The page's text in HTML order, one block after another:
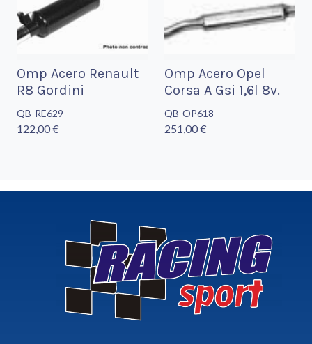
Omp Acero Renault
R8 Gordini
QB-RE629
122,00 €
Omp Acero Opel
Corsa A Gsi 1,6l 8v.
QB-OP618
251,00 €